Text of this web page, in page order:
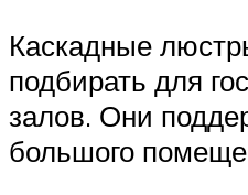
Каскадные
подбирать для
залов. Они
большого